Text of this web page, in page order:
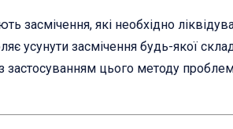
засмічення, які необхідно
усунути засмічення будь-якої
застосуванням цього методу